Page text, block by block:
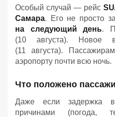
Особый случай — рейс
Самара. Его не просто
на следующий день.
(10 августа). Новое
(11 августа).
аэропорту почти всю ночь.
Что положено
Даже если задержка
причинами (погода,